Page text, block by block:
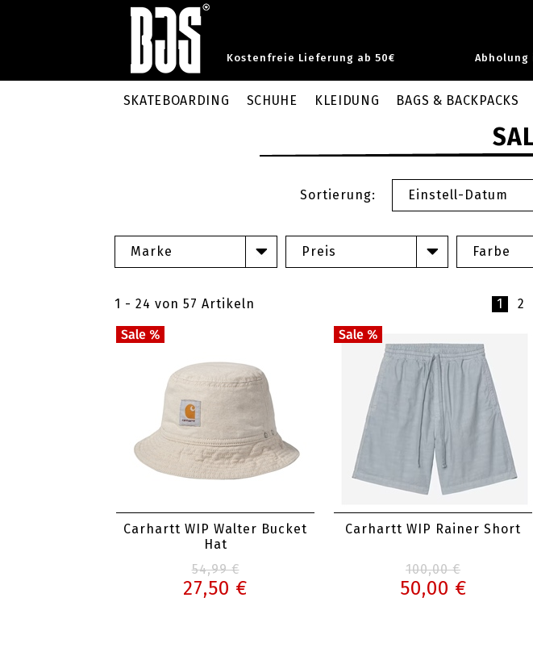
Kostenfreie Lieferung ab 50€ Abholung
SKATEBOARDING SCHUHE KLEIDUNG BAGS & BACKPACKS
Sortierung: Einstell-Datum
Marke Preis Farbe
1 - 24 von 57 Artikeln 1 2
Carhartt WIP Walter Bucket
Hat
54,99 €
27,50 €
Carhartt WIP Rainer Short
100,00 €
50,00 €